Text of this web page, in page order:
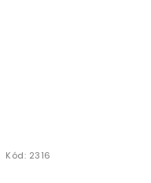
Kód: 2316